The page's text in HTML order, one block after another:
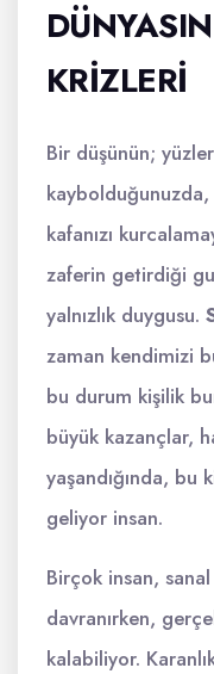
KRIZLERI
Bir düşünün;
kafanızı
zaferin getirdiği
yalnızlık duygusu.
zaman kendimizi
bu durum kişilik
büyük kazançlar,
yaşandığında,
geliyor insan.
Birçok insan,
davranırken,
kalabiliyor.